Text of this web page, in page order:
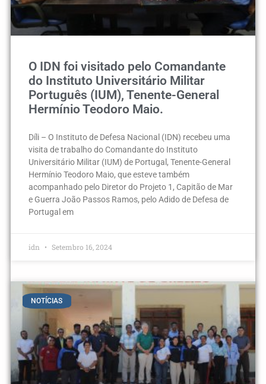
O IDN foi visitado pelo Comandante
do Instituto Universitário Militar
Português (IUM), Tenente-General
Hermínio Teodoro Maio.
Díli – O Instituto de Defesa Nacional (IDN) recebeu uma
visita de trabalho do Comandante do Instituto
Universitário Militar (IUM) de Portugal, Tenente-General
Hermínio Teodoro Maio, que esteve também
acompanhado pelo Diretor do Projeto 1, Capitão de Mar
e Guerra João Passos Ramos, pelo Adido de Defesa de
Portugal em
idn Setembro 16, 2024
NOTÍCIAS